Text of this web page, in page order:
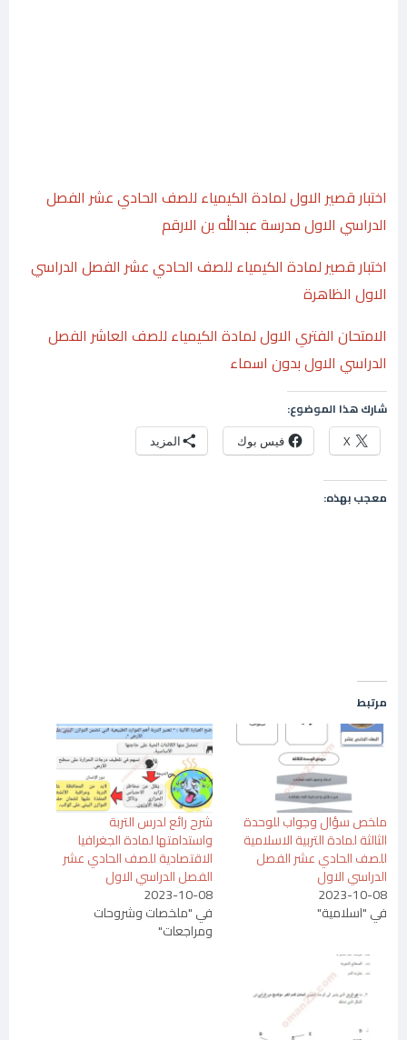
اختبار قصير الاول لمادة الكيمياء للصف الحادي عشر الفصل
الدراسي الاول مدرسة عبدالله بن الارقم
اختبار قصير لمادة الكيمياء للصف الحادي عشر الفصل الدراسي
الاول الظاهرة
الامتحان الفتري الاول لمادة الكيمياء للصف العاشر الفصل
الدراسي الاول بدون اسماء
شارك هذا الموضوع:
X فيس بوك المزيد
معجب بهذه:
مرتبط
ملخص سؤال وجواب للوحدة
الثالثة لمادة التربية الاسلامية
للصف الحادي عشر الفصل
الدراسي الاول
2023-10-08
في "اسلامية"
شرح رائع لدرس التربة
واستدامتها لمادة الجغرافيا
الاقتصادية للصف الحادي عشر
الفصل الدراسي الاول
2023-10-08
في "ملخصات وشروحات
ومراجعات"